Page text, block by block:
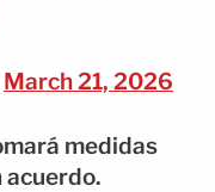
March 21, 2026
medidas
acuerdo.